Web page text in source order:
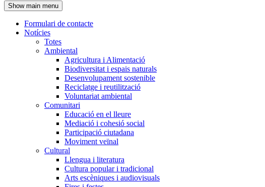
l'encapçalament
Show main menu
Navegació
principal
Formulari de contacte
Notícies
Totes
Ambiental
Agricultura i Alimentació
Biodiversitat i espais naturals
Desenvolupament sostenible
Reciclatge i reutilització
Voluntariat ambiental
Comunitari
Educació en el lleure
Mediació i cohesió social
Participació ciutadana
Moviment veïnal
Cultural
Llengua i literatura
Cultura popular i tradicional
Arts escèniques i audiovisuals